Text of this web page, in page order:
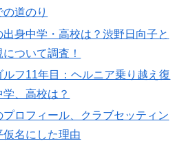
道のり
出身中学・高校は？渋野日向子と
ついて調査！
ルフ11年目：ヘルニア乗り越え復
、高校は？
プロフィール、クラブセッティン
仮名にした理由